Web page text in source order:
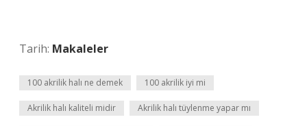
Tarih: Makaleler
100 akrilik halı ne demek 100 akrilik iyi mi
Akrilik halı kaliteli midir Akrilik halı tüylenme yapar mı